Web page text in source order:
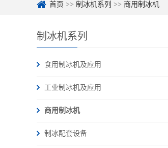
首页 >> 制冰机系列 >> 商用制冰机
制冰机系列
食用制冰机及应用
工业制冰机及应用
商用制冰机
制冰配套设备